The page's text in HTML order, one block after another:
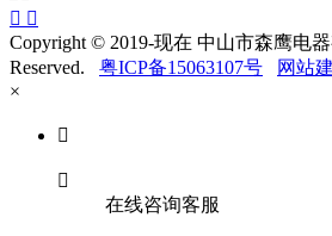
 
Copyright © 2019-现在 中山市森鹰电
Reserved.
粤ICP备15063107号
网站
×


在线咨询客服